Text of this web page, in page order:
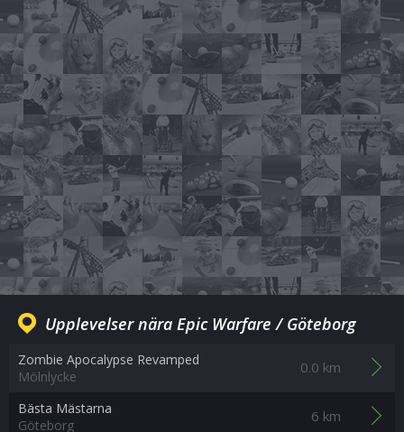
Upplevelser nära Epic Warfare / Göteborg
Zombie Apocalypse Revamped
Mölnlycke
0.0 km
Bästa Mästarna
Göteborg
6 km